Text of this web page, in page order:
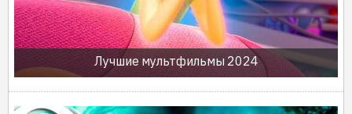
Лучшие мультфильмы 2024